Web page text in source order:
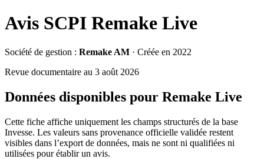
Avis SCPI Remake Live
Société de gestion : Remake AM · Créée en 2022
Revue documentaire au 3 août 2026
Données disponibles pour Remake Live
Cette fiche affiche uniquement les champs structurés de la base
Invesse. Les valeurs sans provenance officielle validée restent
visibles dans l’export de données, mais ne sont ni qualifiées ni
utilisées pour établir un avis.